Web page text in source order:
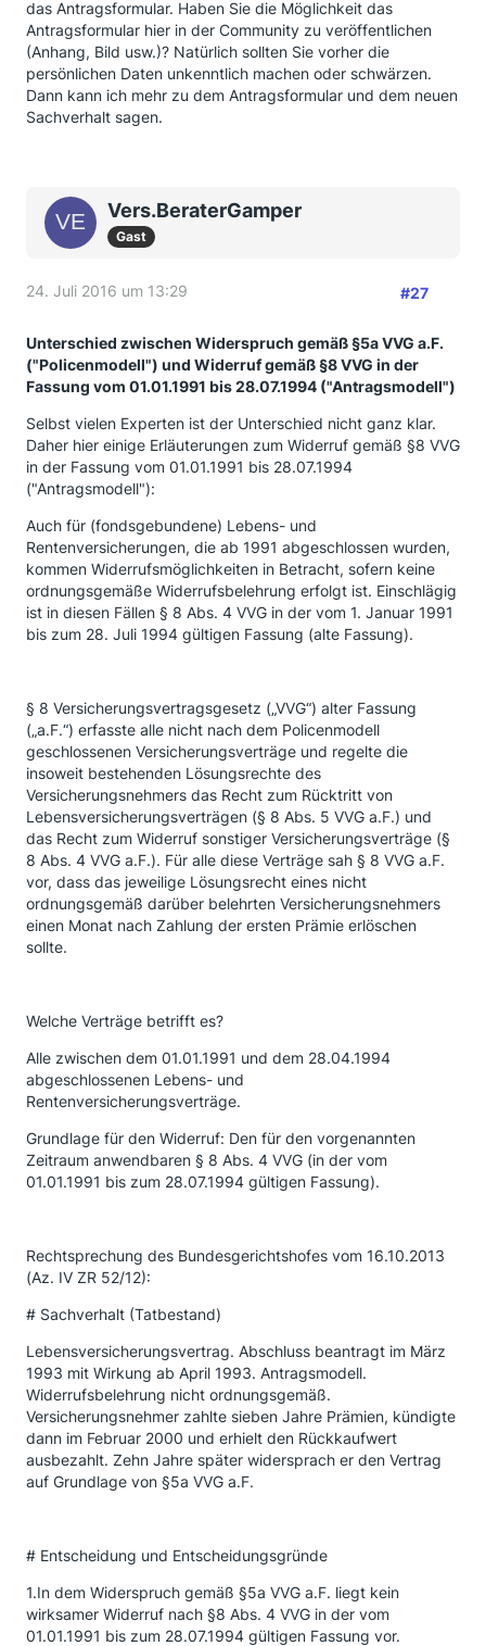
das Antragsformular. Haben Sie die Möglichkeit das
Antragsformular hier in der Community zu veröffentlichen
(Anhang, Bild usw.)? Natürlich sollten Sie vorher die
persönlichen Daten unkenntlich machen oder schwärzen.
Dann kann ich mehr zu dem Antragsformular und dem neuen
Sachverhalt sagen.
Vers.BeraterGamper
Gast
24. Juli 2016 um 13:29 #27
Unterschied zwischen Widerspruch gemäß §5a VVG a.F.
("Policenmodell") und Widerruf gemäß §8 VVG in der
Fassung vom 01.01.1991 bis 28.07.1994 ("Antragsmodell")
Selbst vielen Experten ist der Unterschied nicht ganz klar.
Daher hier einige Erläuterungen zum Widerruf gemäß §8 VVG
in der Fassung vom 01.01.1991 bis 28.07.1994
("Antragsmodell"):
Auch für (fondsgebundene) Lebens- und
Rentenversicherungen, die ab 1991 abgeschlossen wurden,
kommen Widerrufsmöglichkeiten in Betracht, sofern keine
ordnungsgemäße Widerrufsbelehrung erfolgt ist. Einschlägig
ist in diesen Fällen § 8 Abs. 4 VVG in der vom 1. Januar 1991
bis zum 28. Juli 1994 gültigen Fassung (alte Fassung).
§ 8 Versicherungsvertragsgesetz („VVG“) alter Fassung
(„a.F.“) erfasste alle nicht nach dem Policenmodell
geschlossenen Versicherungsverträge und regelte die
insoweit bestehenden Lösungsrechte des
Versicherungsnehmers das Recht zum Rücktritt von
Lebensversicherungsverträgen (§ 8 Abs. 5 VVG a.F.) und
das Recht zum Widerruf sonstiger Versicherungsverträge (§
8 Abs. 4 VVG a.F.). Für alle diese Verträge sah § 8 VVG a.F.
vor, dass das jeweilige Lösungsrecht eines nicht
ordnungsgemäß darüber belehrten Versicherungsnehmers
einen Monat nach Zahlung der ersten Prämie erlöschen
sollte.
Welche Verträge betrifft es?
Alle zwischen dem 01.01.1991 und dem 28.04.1994
abgeschlossenen Lebens- und
Rentenversicherungsverträge.
Grundlage für den Widerruf: Den für den vorgenannten
Zeitraum anwendbaren § 8 Abs. 4 VVG (in der vom
01.01.1991 bis zum 28.07.1994 gültigen Fassung).
Rechtsprechung des Bundesgerichtshofes vom 16.10.2013
(Az. IV ZR 52/12):
# Sachverhalt (Tatbestand)
Lebensversicherungsvertrag. Abschluss beantragt im März
1993 mit Wirkung ab April 1993. Antragsmodell.
Widerrufsbelehrung nicht ordnungsgemäß.
Versicherungsnehmer zahlte sieben Jahre Prämien, kündigte
dann im Februar 2000 und erhielt den Rückkaufwert
ausbezahlt. Zehn Jahre später widersprach er den Vertrag
auf Grundlage von §5a VVG a.F.
# Entscheidung und Entscheidungsgründe
1.In dem Widerspruch gemäß §5a VVG a.F. liegt kein
wirksamer Widerruf nach §8 Abs. 4 VVG in der vom
01.01.1991 bis zum 28.07.1994 gültigen Fassung vor.